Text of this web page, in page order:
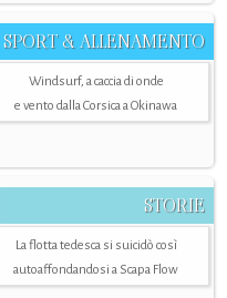
SPORT & ALLENAMENTO
Windsurf, a caccia di onde
e vento dalla Corsica a Okinawa
STORIE
La flotta tedesca si suicidò così
autoaffondandosi a Scapa Flow